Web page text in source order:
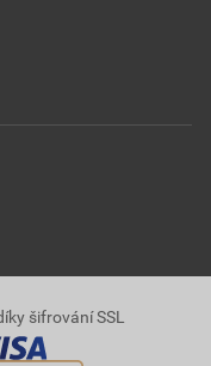
šifrování SSL